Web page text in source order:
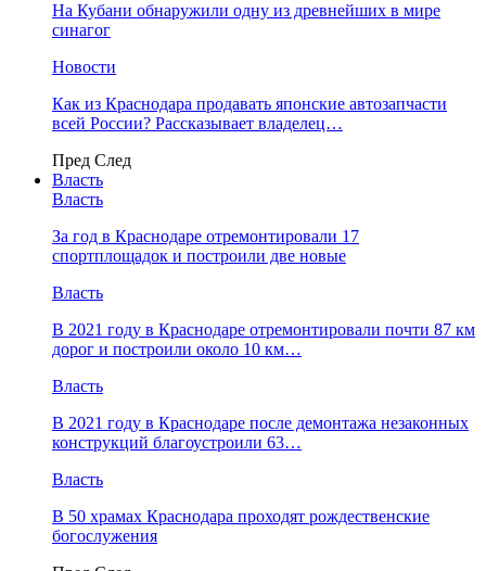
На Кубани обнаружили одну из древнейших в мире
синагог
Новости
Как из Краснодара продавать японские автозапчасти
всей России? Рассказывает владелец…
Пред След
Власть
Власть
За год в Краснодаре отремонтировали 17
спортплощадок и построили две новые
Власть
В 2021 году в Краснодаре отремонтировали почти 87 км
дорог и построили около 10 км…
Власть
В 2021 году в Краснодаре после демонтажа незаконных
конструкций благоустроили 63…
Власть
В 50 храмах Краснодара проходят рождественские
богослужения